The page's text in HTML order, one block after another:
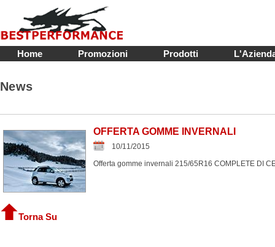
Home Promozioni Prodotti
News
OFFERTA GOMME INVERNALI
10/11/2015
Offerta gomme invernali 215/65R16 COMPLETE DI
Torna Su